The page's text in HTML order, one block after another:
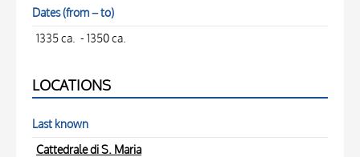
Dates (from – to)
1335 ca. - 1350 ca.
LOCATIONS
Last known
Cattedrale di S. Maria